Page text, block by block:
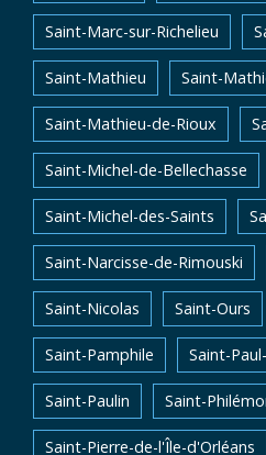
Saint-Marc-sur-Richelieu
Saint-Mathieu Saint-
Saint-Mathieu-de-Rioux
Saint-Michel-de-Bellechasse
Saint-Michel-des-Saints
Saint-Narcisse-de-Rimouski
Saint-Nicolas Saint-Ours
Saint-Pamphile Saint-
Saint-Paulin Saint-
Saint-Pierre-de-l'Île-d'Orléans